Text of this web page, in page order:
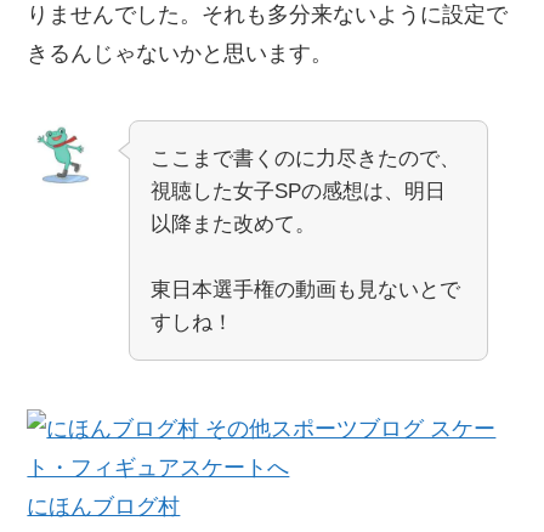
りませんでした。それも多分来ないように設定で
きるんじゃないかと思います。
ここまで書くのに力尽きたので、
視聴した女子SPの感想は、明日
以降また改めて。
東日本選手権の動画も見ないとで
すしね！
にほんブログ村